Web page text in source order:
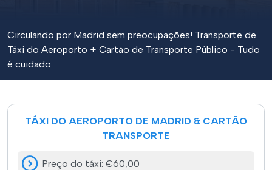
Circulando por Madrid sem preocupações! Transporte de
Táxi do Aeroporto + Cartão de Transporte Público - Tudo
é cuidado.
TÁXI DO AEROPORTO DE MADRID & CARTÃO
TRANSPORTE
Preço do táxi: €60,00